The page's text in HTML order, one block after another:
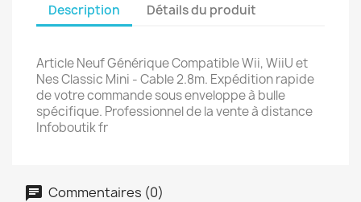
Description Détails du produit
Article Neuf Générique Compatible Wii, WiiU et
Nes Classic Mini - Cable 2.8m. Expédition rapide
de votre commande sous enveloppe à bulle
spécifique. Professionnel de la vente à distance
Infoboutik fr
Commentaires (0)